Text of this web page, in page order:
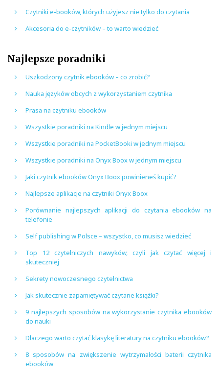
Czytniki e-booków, których użyjesz nie tylko do czytania
Akcesoria do e-czytników – to warto wiedzieć
Najlepsze poradniki
Uszkodzony czytnik ebooków – co zrobić?
Nauka języków obcych z wykorzystaniem czytnika
Prasa na czytniku ebooków
Wszystkie poradniki na Kindle w jednym miejscu
Wszystkie poradniki na PocketBooki w jednym miejscu
Wszystkie poradniki na Onyx Boox w jednym miejscu
Jaki czytnik ebooków Onyx Boox powinieneś kupić?
Najlepsze aplikacje na czytniki Onyx Boox
Porównanie najlepszych aplikacji do czytania ebooków na
telefonie
Self publishing w Polsce – wszystko, co musisz wiedzieć
Top 12 czytelniczych nawyków, czyli jak czytać więcej i
skuteczniej
Sekrety nowoczesnego czytelnictwa
Jak skutecznie zapamiętywać czytane książki?
9 najlepszych sposobów na wykorzystanie czytnika ebooków
do nauki
Dlaczego warto czytać klasykę literatury na czytniku ebooków?
8 sposobów na zwiększenie wytrzymałości baterii czytnika
ebooków